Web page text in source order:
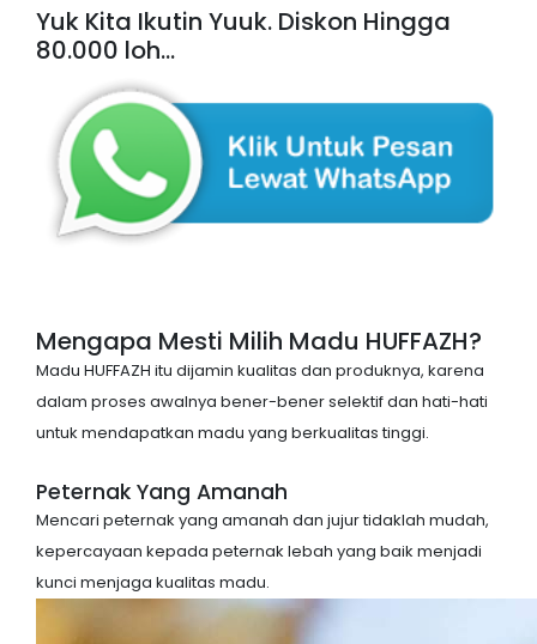
Yuk Kita Ikutin Yuuk. Diskon Hingga
80.000 loh...
Mengapa Mesti Milih Madu HUFFAZH?
Madu HUFFAZH itu dijamin kualitas dan produknya, karena
dalam proses awalnya bener-bener selektif dan hati-hati
untuk mendapatkan madu yang berkualitas tinggi.
Peternak Yang Amanah
Mencari peternak yang amanah dan jujur tidaklah mudah,
kepercayaan kepada peternak lebah yang baik menjadi
kunci menjaga kualitas madu.